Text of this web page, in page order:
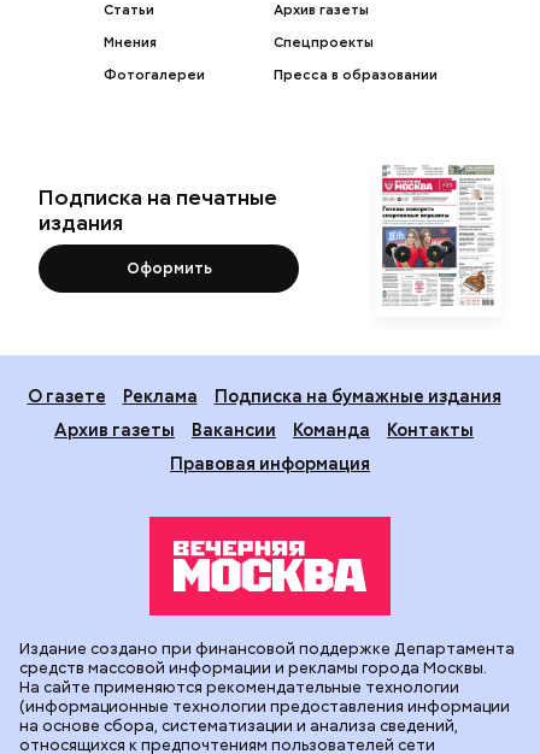
Статьи
Мнения
Фотогалереи
Архив газеты
Спецпроекты
Пресса в образовании
Подписка на печатные
издания
Оформить
О газете Реклама
Подписка на бумажные издания
Архив газеты
Вакансии Команда
Контакты
Правовая информация
Издание создано при финансовой поддержке Департамента
средств массовой информации и рекламы города Москвы.
На сайте применяются рекомендательные технологии
(информационные технологии предоставления информации
на основе сбора, систематизации и анализа сведений,
относящихся к предпочтениям пользователей сети